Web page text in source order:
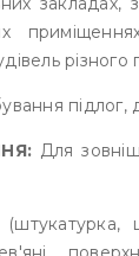
різного
підлог,
Для